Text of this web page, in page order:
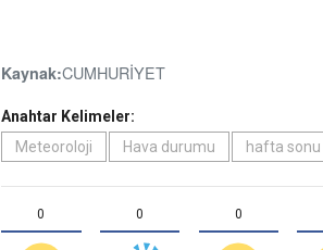
Kaynak:CUMHURİYET
Anahtar Kelimeler:
Meteoroloji
Hava durumu hafta sonu
0 0 0